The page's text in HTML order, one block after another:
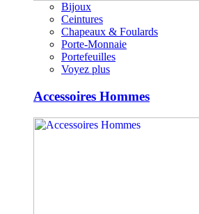
Bijoux
Ceintures
Chapeaux & Foulards
Porte-Monnaie
Portefeuilles
Voyez plus
Accessoires Hommes